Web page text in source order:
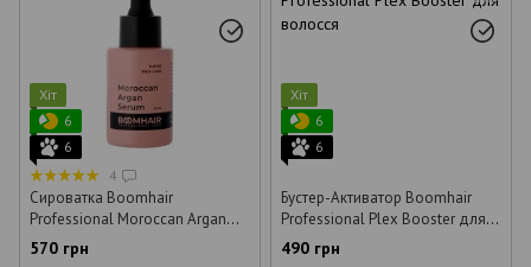
Хіт
6
6
4
Cироватка Boomhair
Professional Moroccan Argan
Serum для волосся 30 мл
570 грн
Хіт
6
6
Бустер-Активатор Boomhair
Professional Plex Booster для
волосся 30 мл
490 грн